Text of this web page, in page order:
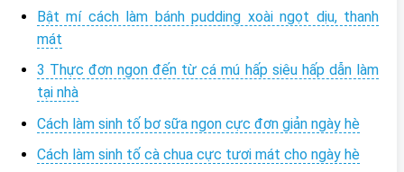
Bật mí cách làm bánh pudding xoài ngọt dịu, thanh
mát
3 Thực đơn ngon đến từ cá mú hấp siêu hấp dẫn làm
tại nhà
Cách làm sinh tố bơ sữa ngon cực đơn giản ngày hè
Cách làm sinh tố cà chua cực tươi mát cho ngày hè